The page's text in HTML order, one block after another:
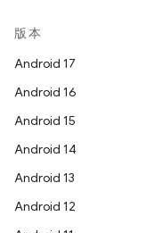
版本
Android 17
Android 16
Android 15
Android 14
Android 13
Android 12